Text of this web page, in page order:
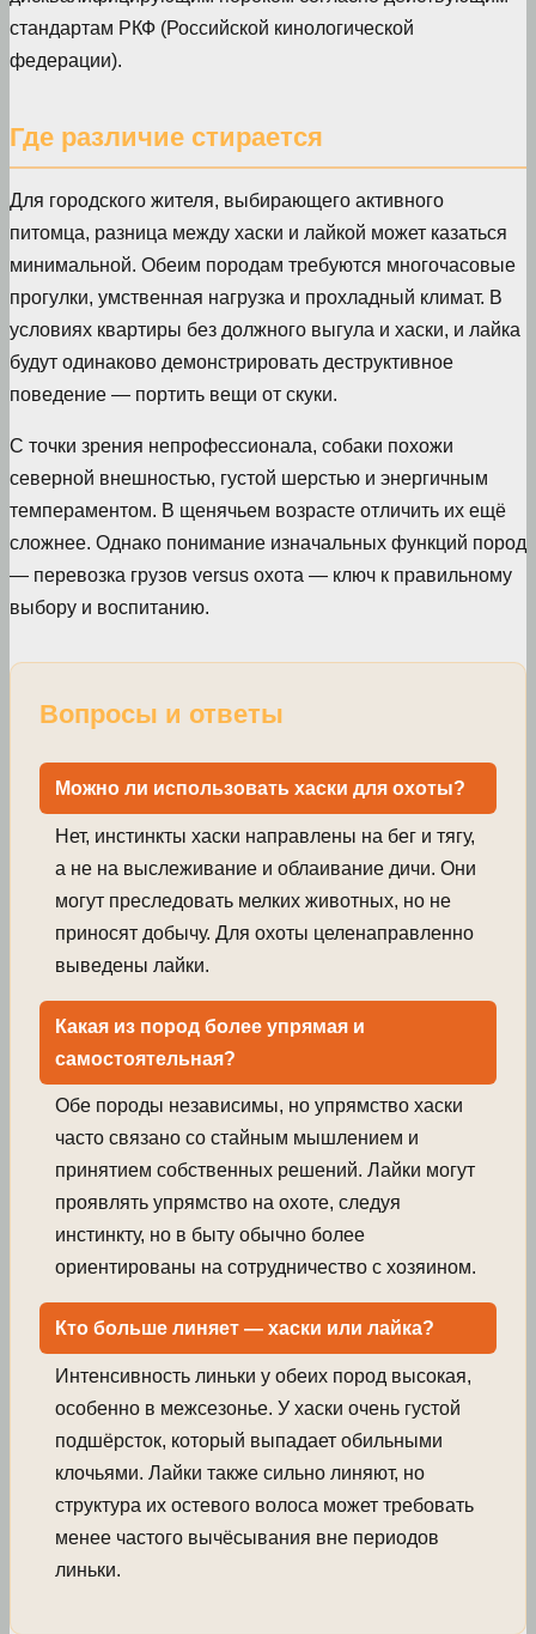
стандартам РКФ (Российской кинологической
федерации).
Где различие стирается
Для городского жителя, выбирающего активного
питомца, разница между хаски и лайкой может казаться
минимальной. Обеим породам требуются многочасовые
прогулки, умственная нагрузка и прохладный климат. В
условиях квартиры без должного выгула и хаски, и лайка
будут одинаково демонстрировать деструктивное
поведение — портить вещи от скуки.
С точки зрения непрофессионала, собаки похожи
северной внешностью, густой шерстью и энергичным
темпераментом. В щенячьем возрасте отличить их ещё
сложнее. Однако понимание изначальных функций пород
— перевозка грузов versus охота — ключ к правильному
выбору и воспитанию.
Вопросы и ответы
Можно ли использовать хаски для охоты?
Нет, инстинкты хаски направлены на бег и тягу,
а не на выслеживание и облаивание дичи. Они
могут преследовать мелких животных, но не
приносят добычу. Для охоты целенаправленно
выведены лайки.
Какая из пород более упрямая и
самостоятельная?
Обе породы независимы, но упрямство хаски
часто связано со стайным мышлением и
принятием собственных решений. Лайки могут
проявлять упрямство на охоте, следуя
инстинкту, но в быту обычно более
ориентированы на сотрудничество с хозяином.
Кто больше линяет — хаски или лайка?
Интенсивность линьки у обеих пород высокая,
особенно в межсезонье. У хаски очень густой
подшёрсток, который выпадает обильными
клочьями. Лайки также сильно линяют, но
структура их остевого волоса может требовать
менее частого вычёсывания вне периодов
линьки.